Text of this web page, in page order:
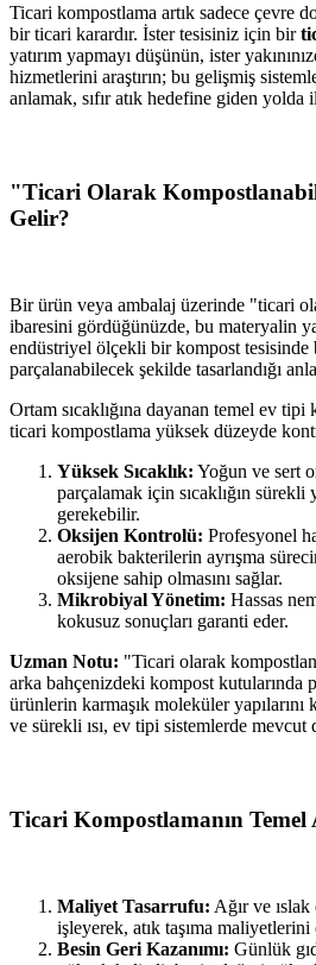
Ticari kompostlama artık sadece çevre
bir ticari karardır. İster tesisiniz için bir
yatırım yapmayı düşünün, ister
hizmetlerini araştırın; bu gelişmiş
anlamak, sıfır atık hedefine giden yolda
"Ticari Olarak
Gelir?
Bir ürün veya ambalaj üzerinde "ticari
ibaresini gördüğünüzde, bu materyalin
endüstriyel ölçekli bir kompost
parçalanabilecek şekilde tasarlandığı
Ortam sıcaklığına dayanan temel ev tipi
ticari kompostlama yüksek düzeyde
Yüksek Sıcaklık: Yoğun ve sert
parçalamak için sıcaklığın sürekli
gerekebilir.
Oksijen Kontrolü: Profesyonel
aerobik bakterilerin ayrışma
oksijene sahip olmasını sağlar.
Mikrobiyal Yönetim: Hassas
kokusuz sonuçları garanti eder.
Uzman Notu: "Ticari olarak
arka bahçenizdeki kompost kutularında
ürünlerin karmaşık moleküler
ve sürekli ısı, ev tipi sistemlerde mevcut
Ticari Kompostlamanın Temel
Maliyet Tasarrufu: Ağır ve
işleyerek, atık taşıma
Besin Geri Kazanımı: Günlük